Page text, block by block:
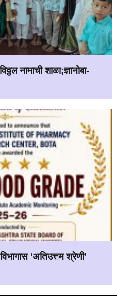
नामाची शाळा;ज्ञानोबा-
‘अतिउत्तम श्रेणी’